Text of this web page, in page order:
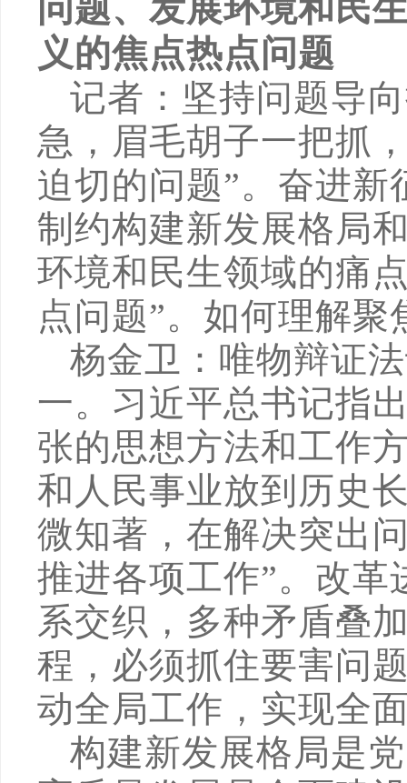
问题、发展环境和民
义的焦点热点问题
记者：坚持问题导
急，眉毛胡子一把抓
迫切的问题”。奋进
制约构建新发展格局
环境和民生领域的痛
点问题”。如何理解
杨金卫：唯物辩证
一。习近平总书记指
张的思想方法和工作
和人民事业放到历史
微知著，在解决突出
推进各项工作”。改
系交织，多种矛盾叠
程，必须抓住要害问
动全局工作，实现全
构建新发展格局是